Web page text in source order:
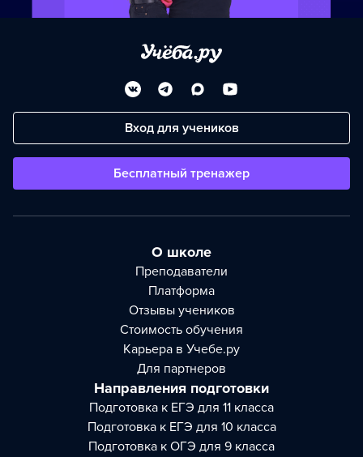
Вход для учеников
Бесплатный тренажер
О школе
Преподаватели
Платформа
Отзывы учеников
Стоимость обучения
Карьера в Учебе.ру
Для партнеров
Направления подготовки
Подготовка к ЕГЭ для 11 класса
Подготовка к ЕГЭ для 10 класса
Подготовка к ОГЭ для 9 класса